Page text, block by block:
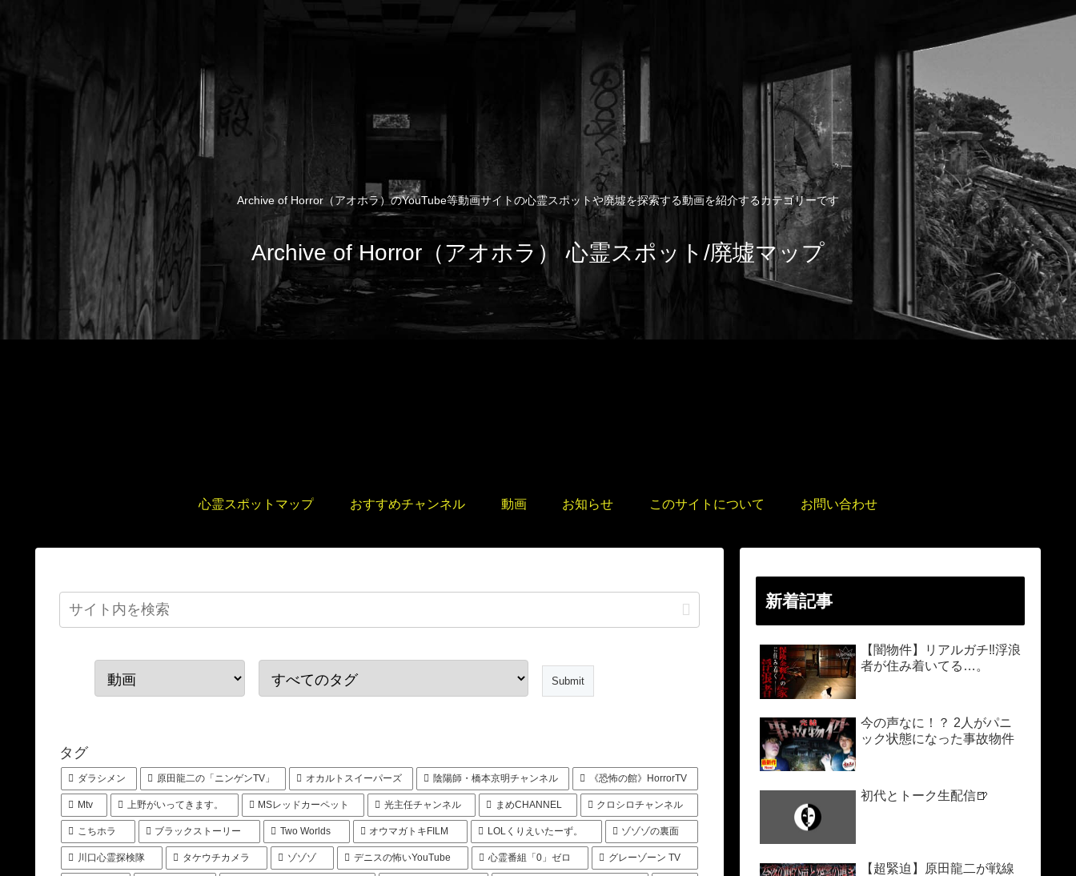
Archive of Horror（アオホラ）のYouTube等動画サイトの心霊スポットや廃墟を探索する動画を紹介するカテゴリーです
Archive of Horror（アオホラ） 心霊スポット/廃墟マップ
心霊スポットマップ おすすめチャンネル 動画 お知らせ このサイトについて お問い合わせ
タグ
ダラシメン 原田龍二の「ニンゲンTV」 オカルトスイーパーズ 陰陽師・橋本京明チャンネル 《恐怖の館》HorrorTV
Mtv 上野がいってきます。 MSレッドカーペット 光主任チャンネル まめCHANNEL クロシロチャンネル
こちホラ ブラックストーリー Two Worlds オウマガトキFILM LOLくりえいたーず。 ゾゾゾの裏面
川口心霊探検隊 タケウチカメラ ゾゾゾ デニスの怖いYouTube 心霊番組「0」ゼロ グレーゾーン TV
新着記事
【闇物件】リアルガチ‼︎浮浪
者が住み着いてる…。
今の声なに！？ 2人がパニ
ック状態になった事故物件
初代とトーク生配信🍺
【超緊迫】原田龍二が戦線